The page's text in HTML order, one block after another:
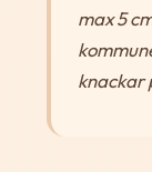
max 5
knackar